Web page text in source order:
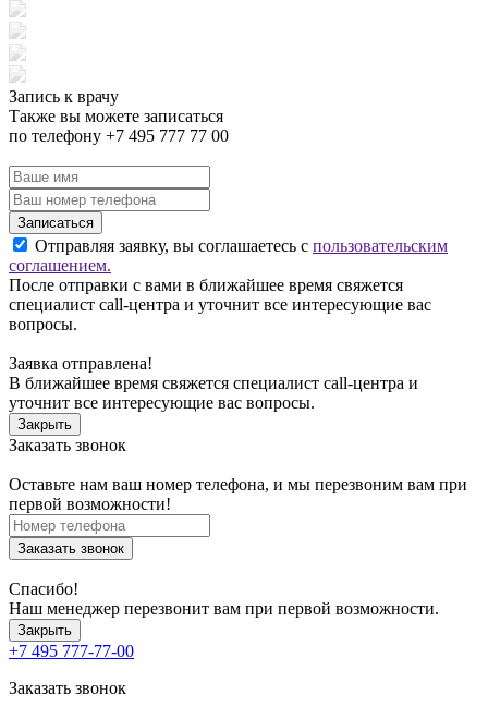
Запись к врачу
Также вы можете записаться
по телефону +7 495 777 77 00
Записаться
Отправляя заявку, вы соглашаетесь с пользовательским
соглашением.
После отправки с вами в ближайшее время свяжется
специалист call-центра и уточнит все интересующие вас
вопросы.
Заявка отправлена!
В ближайшее время свяжется специалист call-центра и
уточнит все интересующие вас вопросы.
Закрыть
Заказать звонок
Оставьте нам ваш номер телефона, и мы перезвоним вам при
первой возможности!
Заказать звонок
Спасибо!
Наш менеджер перезвонит вам при первой возможности.
Закрыть
+7 495 777-77-00
Заказать звонок